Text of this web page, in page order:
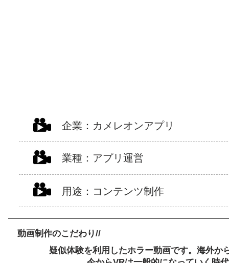
動画制作のこだわり//
疑似体験を利用したホラー動画です。海外か
企業： カメレオンアプリ
業種： アプリ運営
用途：コンテンツ制作